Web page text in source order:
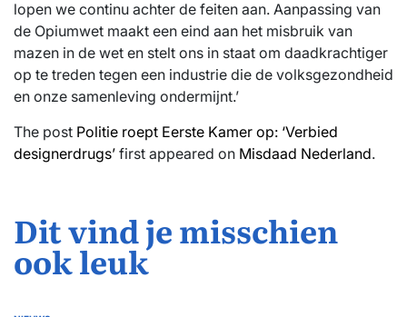
lopen we continu achter de feiten aan. Aanpassing van
de Opiumwet maakt een eind aan het misbruik van
mazen in de wet en stelt ons in staat om daadkrachtiger
op te treden tegen een industrie die de volksgezondheid
en onze samenleving ondermijnt.’
The post Politie roept Eerste Kamer op: ‘Verbied
designerdrugs’ first appeared on Misdaad Nederland.
Dit vind je misschien
ook leuk